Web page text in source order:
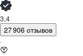
3,4
27 906 отзывов
·